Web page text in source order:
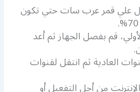
علي قمر عرب سات حتي تكون
قم بفصل الجهاز ثم أعد
العادية ثم انتقل لقنوات